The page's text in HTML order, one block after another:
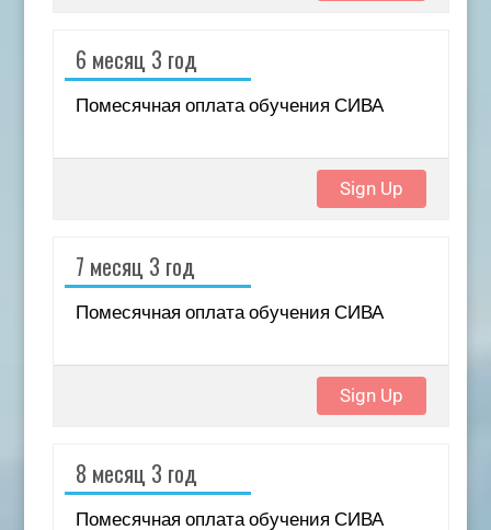
6 месяц 3 год
Помесячная оплата обучения СИВА
Sign Up
7 месяц 3 год
Помесячная оплата обучения СИВА
Sign Up
8 месяц 3 год
Помесячная оплата обучения СИВА